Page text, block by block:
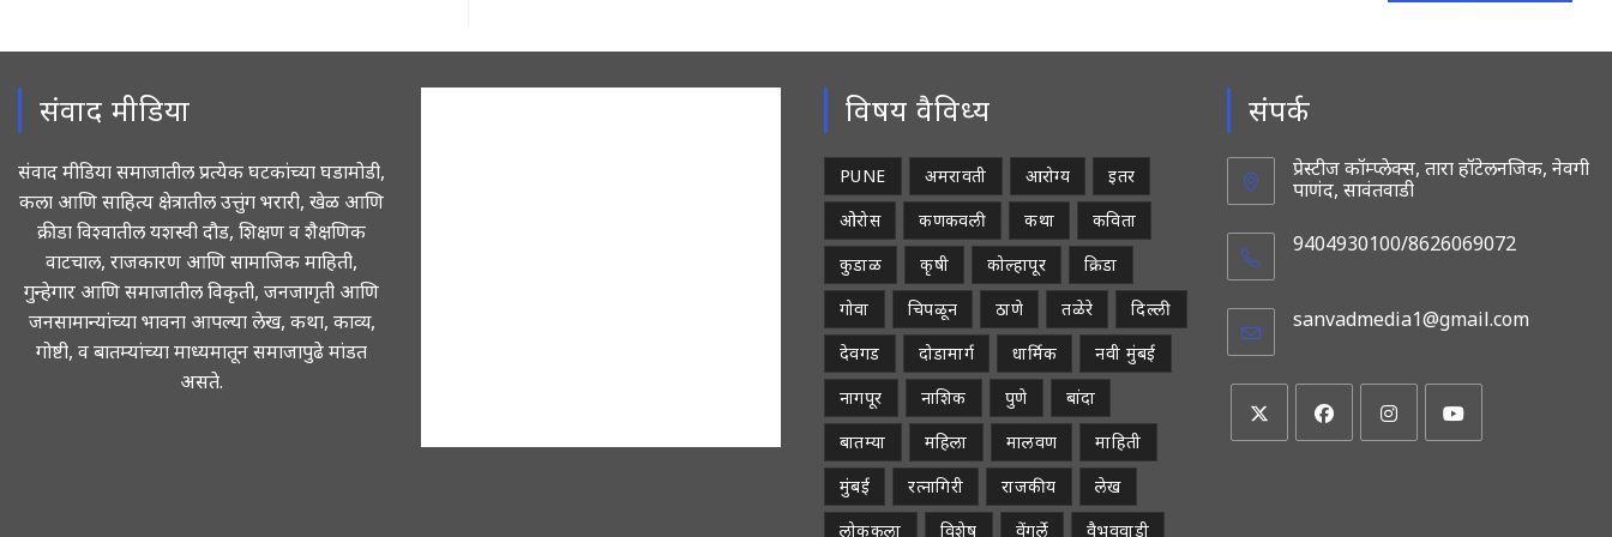
संवाद मीडिया
संवाद मीडिया समाजातील प्रत्येक घटकांच्या घडामोडी,
कला आणि साहित्य क्षेत्रातील उत्तुंग भरारी, खेळ आणि
क्रीडा विश्वातील यशस्वी दौड, शिक्षण व शैक्षणिक
वाटचाल, राजकारण आणि सामाजिक माहिती,
गुन्हेगार आणि समाजातील विकृती, जनजागृती आणि
जनसामान्यांच्या भावना आपल्या लेख, कथा, काव्य,
गोष्टी, व बातम्यांच्या माध्यमातून समाजापुढे मांडत
असते.
विषय वैविध्य
PUNE अमरावती आरोग्य
इतर
ओरोस
कणकवली कथा
कविता
कुडाळ
कृषी कोल्हापूर
क्रिडा
गोवा
चिपळून ठाणे तळेरे
दिल्ली
देवगड
दोडामार्ग धार्मिक
नवी मुंबई
नागपूर
नाशिक पुणे
बांदा
बातम्या
महिला मालवण
माहिती
मुंबई
रत्नागिरी राजकीय
लेख
लोककला
विशेष वेंगुर्ले वैभववाडी
संपर्क
प्रेस्टीज कॉम्प्लेक्स, तारा हॉटेलनजिक, नेवगी
पाणंद, सावंतवाडी
9404930100/8626069072
sanvadmedia1@gmail.com